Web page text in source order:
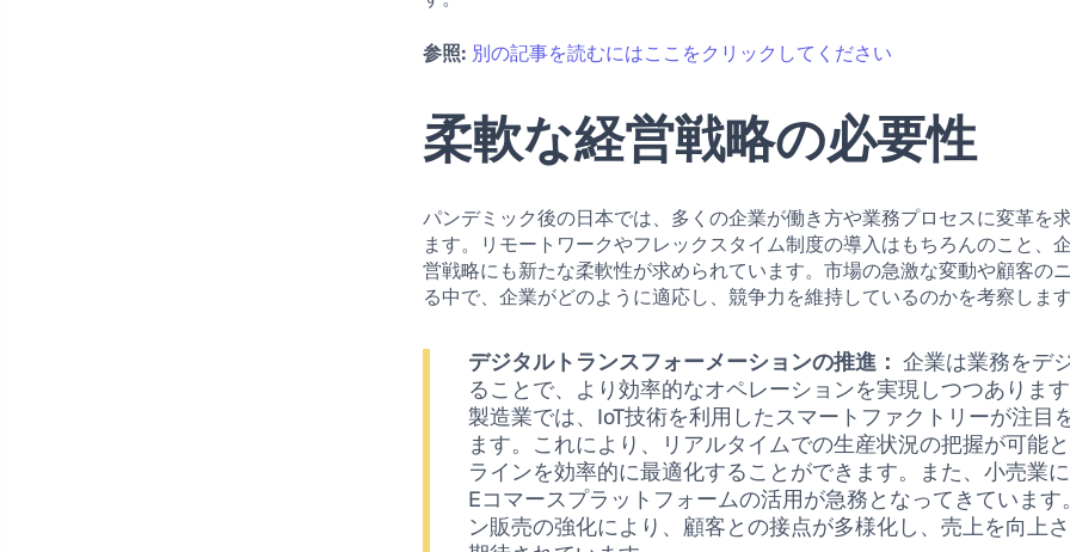
参照: 別の記事を読むにはここをクリックしてください
柔軟な経営戦略の必要性
パンデミック後の日本では、多くの企業が働き方や業務プロセスに変革を
ます。リモートワークやフレックスタイム制度の導入はもちろんのこと、
営戦略にも新たな柔軟性が求められています。市場の急激な変動や顧客の
る中で、企業がどのように適応し、競争力を維持しているのかを考察します
デジタルトランスフォーメーションの推進： 企業は業務をデ
ることで、より効率的なオペレーションを実現しつつあります
製造業では、IoT技術を利用したスマートファクトリーが注目
ます。これにより、リアルタイムでの生産状況の把握が可能
ラインを効率的に最適化することができます。また、小売業に
Eコマースプラットフォームの活用が急務となってきています
ン販売の強化により、顧客との接点が多様化し、売上を向上